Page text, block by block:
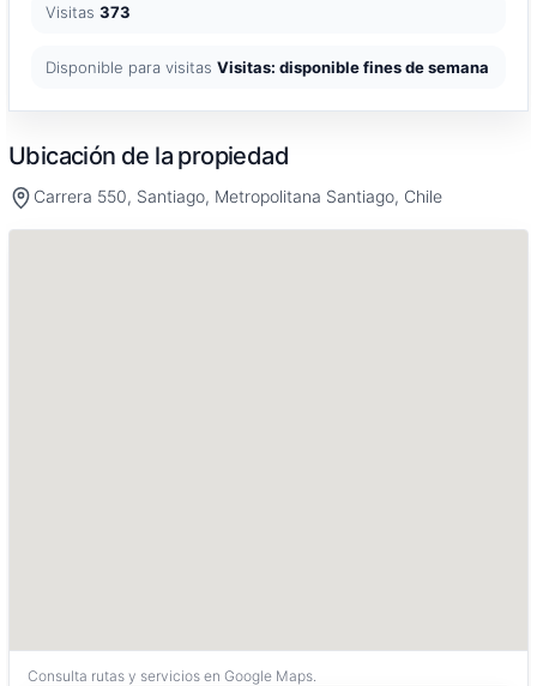
Visitas 373
Disponible para visitas Visitas: disponible fines de semana
Ubicación de la propiedad
Carrera 550, Santiago, Metropolitana Santiago, Chile
Consulta rutas y servicios en Google Maps.